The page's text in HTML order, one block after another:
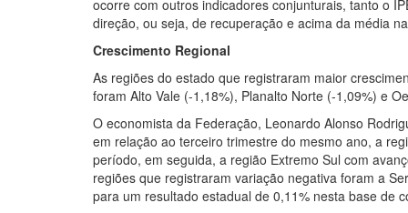
ocorre com outros indicadores conjunturais, tanto o
direção, ou seja, de recuperação e acima da média
Crescimento Regional
As regiões do estado que registraram maior
foram Alto Vale (-1,18%), Planalto Norte (-1,09%) e
O economista da Federação, Leonardo Alonso
em relação ao terceiro trimestre do mesmo ano, a
período, em seguida, a região Extremo Sul com
regiões que registraram variação negativa foram a
para um resultado estadual de 0,11% nesta base de